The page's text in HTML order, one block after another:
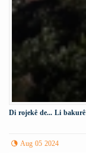
Di rojekê de... Li
Aug 05 2024